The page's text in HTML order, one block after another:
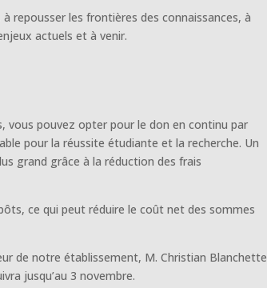
repousser les frontières des connaissances, à
actuels et à venir.
vous pouvez opter pour le don en continu par
pour la réussite étudiante et la recherche. Un
grand grâce à la réduction des frais
ce qui peut réduire le coût net des sommes
de notre établissement, M. Christian Blanchette
jusqu’au 3 novembre.